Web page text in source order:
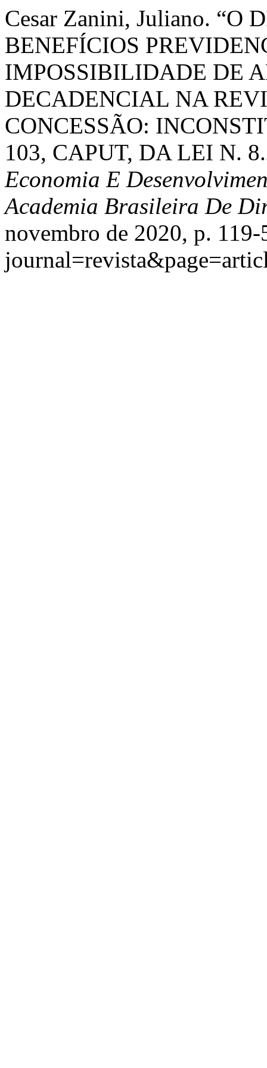
Cesar Zanini, Juliano. “O
BENEFÍCIOS
IMPOSSIBILIDADE DE
DECADENCIAL NA
CONCESSÃO:
103, CAPUT, DA LEI N.
Economia E
Academia Brasileira De
novembro de 2020, p.